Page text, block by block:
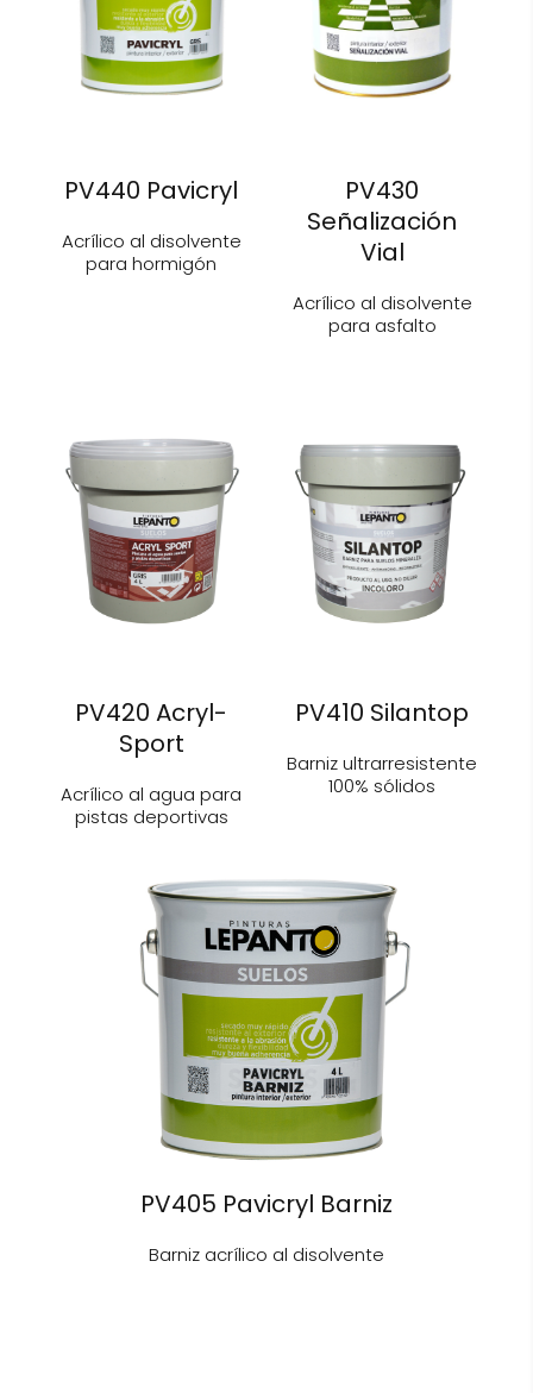
PV440 Pavicryl
Acrílico al disolvente
para hormigón
PV430
Señalización
Vial
Acrílico al disolvente
para asfalto
PV420 Acryl-
Sport
Acrílico al agua para
pistas deportivas
PV410 Silantop
Barniz ultrarresistente
100% sólidos
PV405 Pavicryl Barniz
Barniz acrílico al disolvente